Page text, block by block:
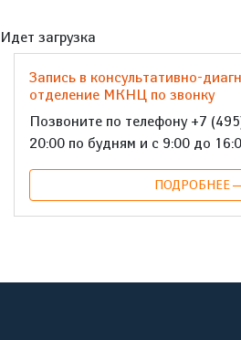
Идет загрузка
Запись в консультативно-
отделение МКНЦ по звонку
Позвоните по телефону +7
20:00 по будням и с 9:00 до
ПОДРОБНЕЕ